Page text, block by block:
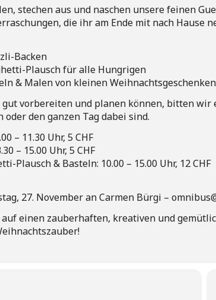
stechen aus und naschen unsere feinen
die ihr am Ende mit nach Hause
Backen
Plausch für alle Hungrigen
& Malen von kleinen Weihnachtsgeschenken
vorbereiten und planen können, bitten wir
oder den ganzen Tag dabei sind.
– 11.30 Uhr, 5 CHF
– 15.00 Uhr, 5 CHF
Plausch & Basteln: 10.00 – 15.00 Uhr, 12 CHF
27. November an Carmen Bürgi –
einen zauberhaften, kreativen und